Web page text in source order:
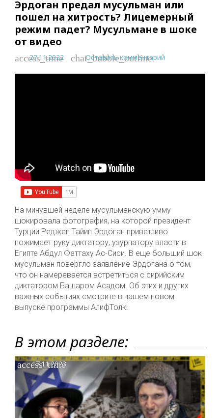
Эрдоган предал мусульман или
пошел на хитрость? Лицемерный
режим падет? Мусульмане в шоке
от видео
access_time
27.11.2022 chat_bubble_outline
Оставить комментарий
На минувшей неделе мусульманскую умму
шокировала фотография, на которой президент
Турции Реджеп Тайип Эрдоган приветливо
пожимает руку диктатору, узурпатору власти в
Египте Абдул Фаттаху Ас-Сиси. В еще больший шок
мусульман повергло заявление Эрдогана о том,
что он намеревается встретиться с сирийским
диктатором Башаром Асадом. Об этих и других
важных событиях смотрите в нашем новом
выпуске программы АлифТолк!
В этом разделе:
access_time
17.11.2023